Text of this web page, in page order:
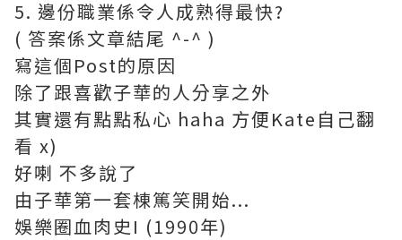
5. 邊份職業係令人成熟得最快?
( 答案係文章結尾 ^-^ )
寫這個Post的原因
除了跟喜歡子華的人分享之外
其實還有點點私心 haha 方便Kate自己翻
看 x)
好喇 不多說了
由子華第一套棟篤笑開始...
娛樂圈血肉史I (1990年)